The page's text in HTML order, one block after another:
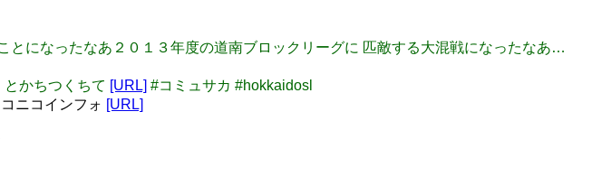
とになったなあ２０１３年度の道南ブロックリーグに 匹敵する大混戦になったなあ…
かちつくちて [URL] #コミュサカ #hokkaidosl
ニコインフォ [URL]